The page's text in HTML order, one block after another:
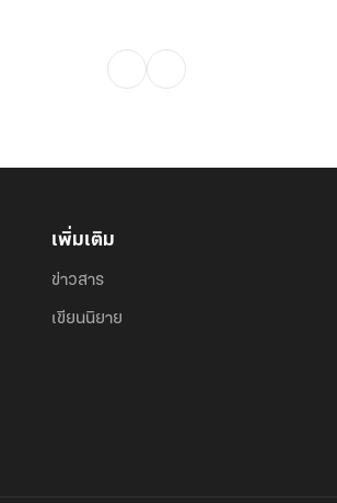
เพิ่มเติม
ข่าวสาร
เขียนนิยาย